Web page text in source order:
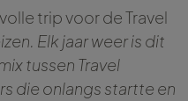
trip voor de Travel
Elk jaar weer is dit
tussen Travel
die onlangs startte en